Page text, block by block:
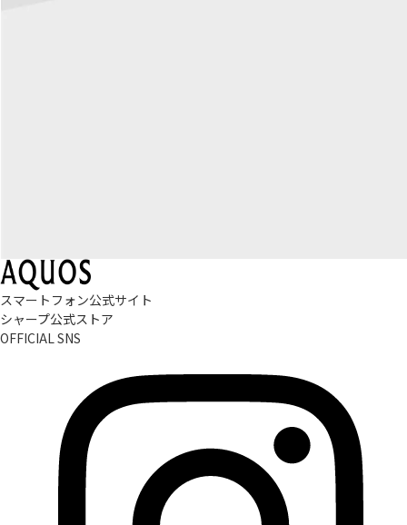
スマートフォン公式サイト
シャープ公式ストア
OFFICIAL SNS